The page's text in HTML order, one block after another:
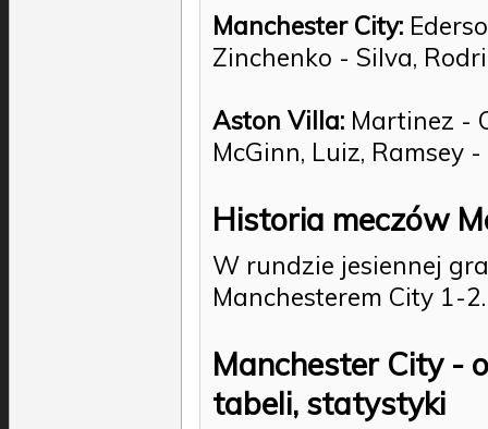
Manchester City:
Zinchenko - Silva,
Aston Villa: Martinez -
McGinn, Luiz, Ramsey
Historia meczów
W rundzie jesiennej
Manchesterem City 1-2.
Manchester City -
tabeli, statystyki